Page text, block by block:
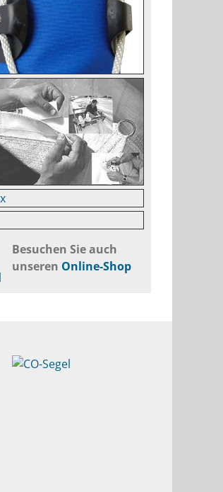
Besuchen Sie auch
unseren Online-Shop